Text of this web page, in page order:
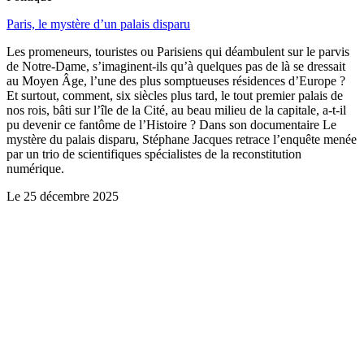
Paris, le mystère d’un palais disparu
Les promeneurs, touristes ou Parisiens qui déambulent sur le parvis
de Notre-Dame, s’imaginent-ils qu’à quelques pas de là se dressait
au Moyen Âge, l’une des plus somptueuses résidences d’Europe ?
Et surtout, comment, six siècles plus tard, le tout premier palais de
nos rois, bâti sur l’île de la Cité, au beau milieu de la capitale, a-t-il
pu devenir ce fantôme de l’Histoire ? Dans son documentaire Le
mystère du palais disparu, Stéphane Jacques retrace l’enquête menée
par un trio de scientifiques spécialistes de la reconstitution
numérique.
Le 25 décembre 2025